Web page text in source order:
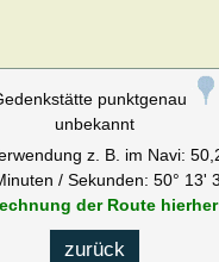
punktgenau
unbekannt
z. B. im Navi:
/ Sekunden: 50°
der Route hierher